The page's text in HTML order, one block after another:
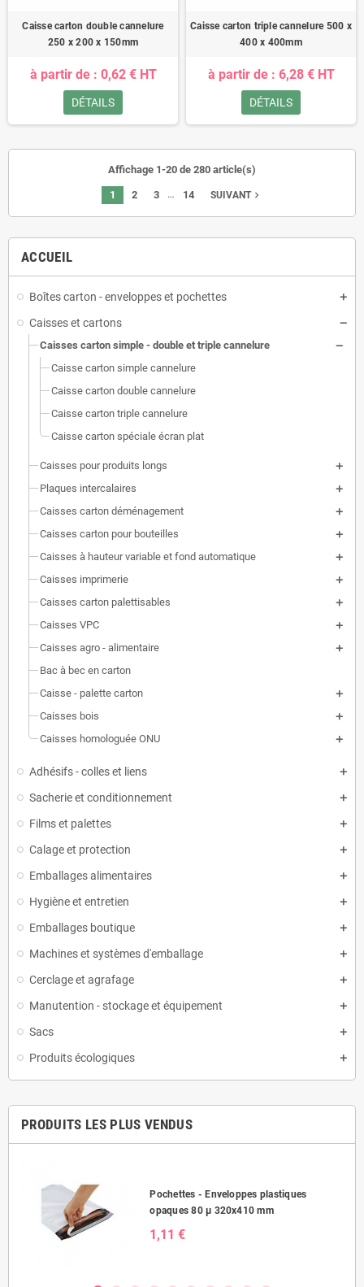
ACCUEIL
Boîtes carton - enveloppes et pochettes
Caisses et cartons
Caisses carton simple - double et triple cannelure
Caisse carton simple cannelure
Caisse carton double cannelure
Caisse carton triple cannelure
Caisse carton spéciale écran plat
Caisses pour produits longs
Plaques intercalaires
Caisses carton déménagement
Caisses carton pour bouteilles
Caisses à hauteur variable et fond automatique
Caisses imprimerie
Caisses carton palettisables
Caisses VPC
Caisses agro - alimentaire
Bac à bec en carton
Caisse - palette carton
Caisses bois
Caisses homologuée ONU
Adhésifs - colles et liens
Sacherie et conditionnement
Films et palettes
Calage et protection
Emballages alimentaires
Hygiène et entretien
Emballages boutique
Machines et systèmes d'emballage
Cerclage et agrafage
Manutention - stockage et équipement
Sacs
Produits écologiques
PRODUITS LES PLUS VENDUS
Pochettes - Enveloppes plastiques
opaques 80 µ 320x410 mm
1,11 €
Caisse carton double cannelure
250 x 200 x 150mm
à partir de : 0,62 € HT
DÉTAILS
Caisse carton triple cannelure 500 x
400 x 400mm
à partir de : 6,28 € HT
DÉTAILS
Affichage 1-20 de 280 article(s)
1 2 3 … 14 SUIVANTnavigate_next